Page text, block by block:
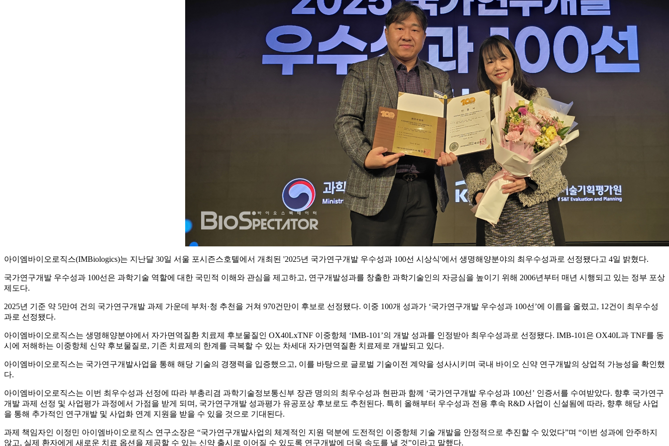
아이엠바이오로직스(IMBiologics)는 지난달 30일 서울 포시즌스호텔에서 개최된 '2025년 국가연구개발 우수성과 100선 시상식'에서 생명해양분야의 최우수성과로 선정됐다고 4일 밝혔다.
국가연구개발 우수성과 100선은 과학기술 역할에 대한 국민적 이해와 관심을 제고하고, 연구개발성과를 창출한 과학기술인의 자긍심을 높이기 위해 2006년부터 매년 시행되고 있는 정부 포상
제도다.
2025년 기준 약 5만여 건의 국가연구개발 과제 가운데 부처·청 추천을 거쳐 970건만이 후보로 선정됐다. 이중 100개 성과가 ‘국가연구개발 우수성과 100선’에 이름을 올렸고, 12건이 최우수성
과로 선정됐다.
아이엠바이오로직스는 생명해양분야에서 자가면역질환 치료제 후보물질인 OX40LxTNF 이중항체 ‘IMB-101’의 개발 성과를 인정받아 최우수성과로 선정됐다. IMB-101은 OX40L과 TNF를 동
시에 저해하는 이중항체 신약 후보물질로, 기존 치료제의 한계를 극복할 수 있는 차세대 자가면역질환 치료제로 개발되고 있다.
아이엠바이오로직스는 국가연구개발사업을 통해 해당 기술의 경쟁력을 입증했으고, 이를 바탕으로 글로벌 기술이전 계약을 성사시키며 국내 바이오 신약 연구개발의 상업적 가능성을 확인했
다.
아이엠바이오로직스는 이번 최우수성과 선정에 따라 부총리겸 과학기술정보통신부 장관 명의의 최우수성과 현판과 함께 ‘국가연구개발 우수성과 100선’ 인증서를 수여받았다. 향후 국가연구
개발 과제 선정 및 사업평가 과정에서 가점을 받게 되며, 국가연구개발 성과평가 유공포상 후보로도 추천된다. 특히 올해부터 우수성과 전용 후속 R&D 사업이 신설됨에 따라, 향후 해당 사업
을 통해 추가적인 연구개발 및 사업화 연계 지원을 받을 수 있을 것으로 기대된다.
과제 책임자인 이정민 아이엠바이오로직스 연구소장은 “국가연구개발사업의 체계적인 지원 덕분에 도전적인 이중항체 기술 개발을 안정적으로 추진할 수 있었다”며 “이번 성과에 안주하지
않고, 실제 환자에게 새로운 치료 옵션을 제공할 수 있는 신약 출시로 이어질 수 있도록 연구개발에 더욱 속도를 낼 것”이라고 말했다.